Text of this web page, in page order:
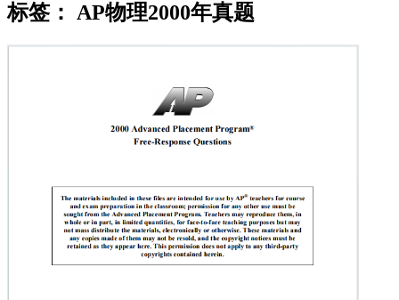
标签： AP物理2000年真题